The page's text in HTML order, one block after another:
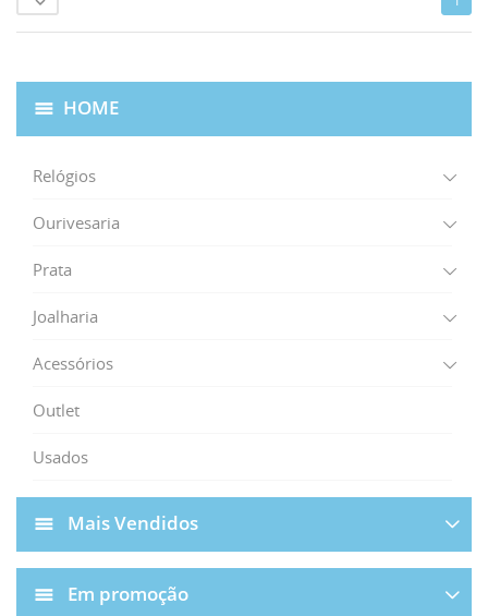
HOME
Relógios
Ourivesaria
Prata
Joalharia
Acessórios
Outlet
Usados
Mais Vendidos
Em promoção